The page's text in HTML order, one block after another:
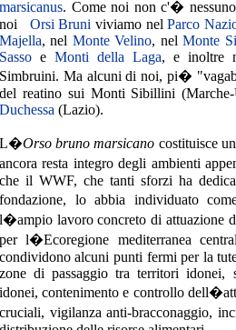
marsicanus. Come noi non c'�
noi
Orsi Bruni viviamo nelParco
Majella, nel Monte Velino, nelMonte
Sassoe Monti della Laga, e inoltre
Simbruini. Ma alcuni di noi, pi�
del reatino sui Monti Sibillini
Duchessa (Lazio).
L�Orso bruno marsicano costituisce
ancora resta integro degli ambienti
che il WWF, che tanti sforzi ha
fondazione, lo abbia individuato
l�ampio lavoro concreto di attuazione
per l�Ecoregione mediterranea
condividono alcuni punti fermi per la
zone di passaggio tra territori idonei,
idonei, contenimento e controllo
cruciali, vigilanza anti-bracconaggio,